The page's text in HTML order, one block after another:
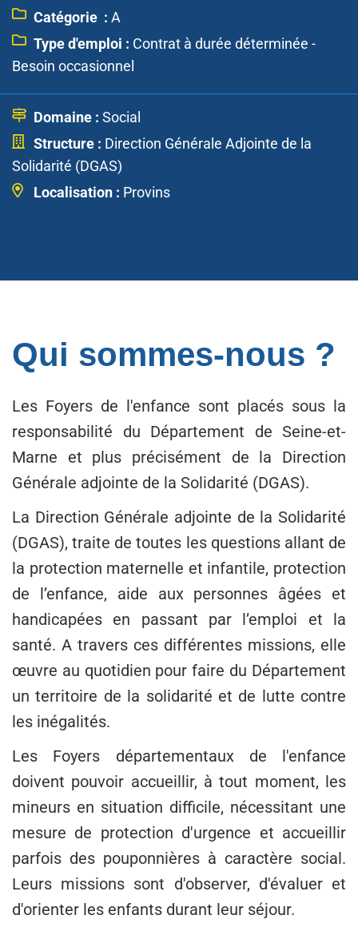
Catégorie : A
Type d'emploi : Contrat à durée déterminée -
Besoin occasionnel
Domaine : Social
Structure : Direction Générale Adjointe de la
Solidarité (DGAS)
Localisation : Provins
Qui sommes-nous ?
Les Foyers de l'enfance sont placés sous la
responsabilité du Département de Seine-et-
Marne et plus précisément de la Direction
Générale adjointe de la Solidarité (DGAS).
La Direction Générale adjointe de la Solidarité
(DGAS), traite de toutes les questions allant de
la protection maternelle et infantile, protection
de l’enfance, aide aux personnes âgées et
handicapées en passant par l’emploi et la
santé. A travers ces différentes missions, elle
œuvre au quotidien pour faire du Département
un territoire de la solidarité et de lutte contre
les inégalités.
Les Foyers départementaux de l'enfance
doivent pouvoir accueillir, à tout moment, les
mineurs en situation difficile, nécessitant une
mesure de protection d'urgence et accueillir
parfois des pouponnières à caractère social.
Leurs missions sont d'observer, d'évaluer et
d'orienter les enfants durant leur séjour.